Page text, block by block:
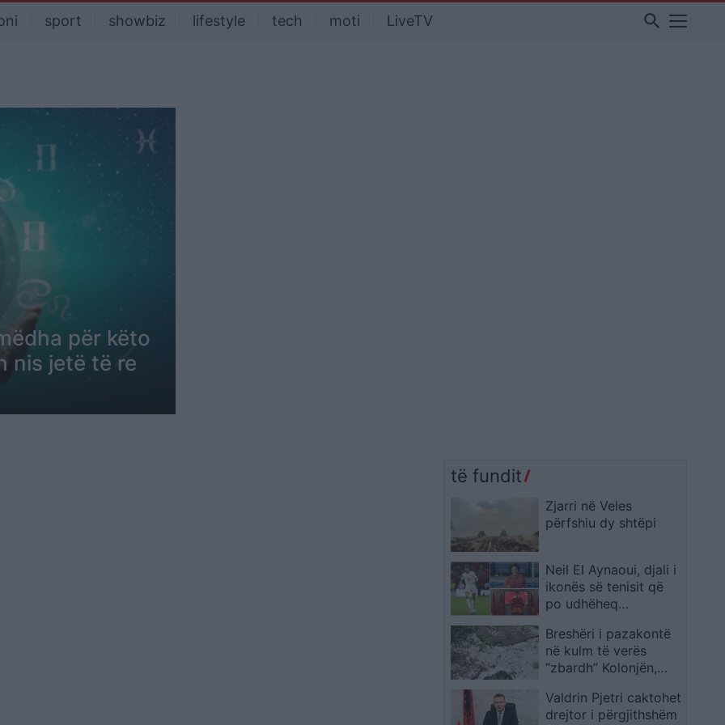
sport showbiz lifestyle tech moti LiveTV search
për këto
nis jetë të re
të fundit
Zjarri në Veles
përfshiu dy shtëpi
Neil El Aynaoui, djali i
ikonës së tenisit që
po udhëheq
në Botëror
Breshëri i pazakontë
në kulm të verës
“zbardh” Kolonjën,
vreshtat
Valdrin Pjetri caktohet
drejtor i përgjithshëm